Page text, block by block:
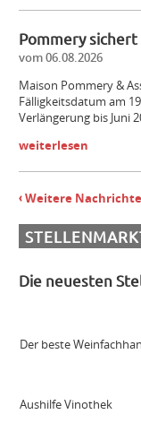
Pommery
vom 06.08.2026
Maison Pommery &
Fälligkeitsdatum am
Verlängerung bis Juni
weiterlesen
Weitere
Die neuesten
Mitarbeiter (m/w/d)
Senior Brand Builder
Gebietsverkaufsleiter
Der beste
Aushilfe Vinothek